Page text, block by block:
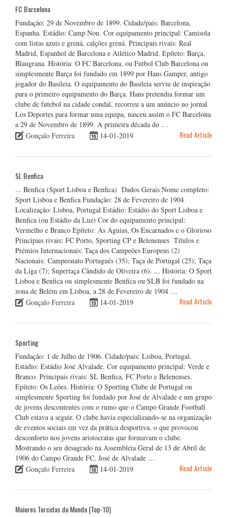
FC Barcelona
Fundação: 29 de Novembro de 1899. Cidade/país: Barcelona,
Espanha. Estádio: Camp Nou. Cor equipamento principal: Camisola
com listas azuis e grená, calções grená. Principais rivais: Real
Madrid, Espanhol de Barcelona e Atlético Madrid. Epíteto: Barça,
Blaugrana. História: O FC Barcelona, ou Futbol Club Barcelona ou
simplesmente Barça foi fundado em 1899 por Hans Gamper, antigo
jogador do Basileia. O equipamento do Basileia serviu de inspiração
para o primeiro equipamento do Barça. Hans pretendia formar um
clube de futebol na cidade condal, recorreu a um anúncio no jornal
Los Deportes para formar uma equipa, nasceu assim o FC Barcelona
a 29 de Novembro de 1899. A primeira década do …
Gonçalo Ferreira
14-01-2019 Read Article
SL Benfica
... Benfica (Sport Lisboa e Benfica) Dados Gerais Nome completo:
Sport Lisboa e Benfica Fundação: 28 de Fevereiro de 1904
Localização: Lisboa, Portugal Estádio: Estádio do Sport Lisboa e
Benfica (ou Estádio da Luz) Cor do equipamento principal:
Vermelho e Branco Epíteto: As Águias, Os Encarnados e o Glorioso
Principais rivais: FC Porto, Sporting CP e Belenenses Títulos e
Prémios Internacionais: Taça dos Campeões Europeus (2)
Nacionais: Campeonato Português (35); Taça de Portugal (25); Taça
da Liga (7); Supertaça Cândido de Oliveira (6). ... História: O Sport
Lisboa e Benfica ou simplesmente Benfica ou SLB foi fundado na
zona de Belém em Lisboa, a 28 de Fevereiro de 1904 …
Gonçalo Ferreira
14-01-2019 Read Article
Sporting
Fundação: 1 de Julho de 1906. Cidade/país: Lisboa, Portugal.
Estádio: Estádio José Alvalade. Cor equipamento principal: Verde e
Branco. Principais rivais: SL Benfica, FC Porto e Belenenses.
Epíteto: Os Leões. História: O Sporting Clube de Portugal ou
simplesmente Sporting foi fundado por José de Alvalade e um grupo
de jovens descontentes com o rumo que o Campo Grande Football
Club estava a seguir. O clube havia especializando-se na organização
de eventos sociais em vez da prática desportiva, o que provocou
desconforto nos jovens aristocratas que formavam o clube.
Mostrando o seu desagrado na Assembleia Geral de 13 de Abril de
1906 do Campo Grande FC, José de Alvalade …
Gonçalo Ferreira
14-01-2019 Read Article
Maiores Torcidas do Mundo (Top-10)